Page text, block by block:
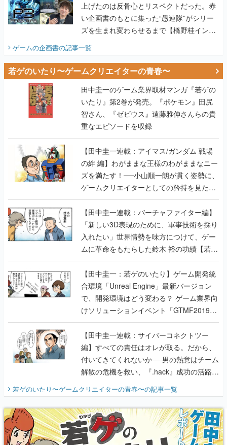
上げたのは反骨心とリスペクトだった。赤
い企画書のもとに集った“愚連隊”がシリー
ズを生まれ変わらせるまで【橋野桂インタ
ビュー】
ゲームの企画書の記事一覧
若ゲのいたり〜ゲームクリエイターの青春〜
田中圭一のゲーム業界取材マンガ『若ゲの
いたり』第2巻が発売。『ポケモン』田尻
智さん、『ゼビウス』遠藤雅伸さんらの貴
重なエピソードを収録
【田中圭一連載：アイマス/ガンダム 戦場
の絆 編】わがままな王様のわがままなニー
ズを満たす！──小山順一朗が貫く姿勢に、
ゲームクリエイターとしての矜持を見た
【若ゲのいたり最終回】
【田中圭一連載：バーチャファイター編】
「新しい3D表現のために、軍事技術を採り
入れたい」世界情勢を味方につけて、ゲー
ムに革命をもたらした鈴木 裕の功績【若ゲ
のいたり】
【田中圭一：若ゲのいたり】ゲーム開発統
合環境「Unreal Engine」最新バージョン
で、開発環境はどう変わる？ ゲーム業界向
けソリューションイベント「GTMF2019」
に行って、より理解を深めよう【PR】
【田中圭一連載：サイバーコネクトツー
編】すべての責任はオレが取る。だから、
付いてきてくれないか──男の熱意はチーム
解散の危機を救い、『.hack』成功の活路を
開く。業界の快男児・松山 洋に流れる血は
『少年ジャンプ』色だった【若ゲのいた
り】
若ゲのいたり〜ゲームクリエイターの青春〜の記事一覧